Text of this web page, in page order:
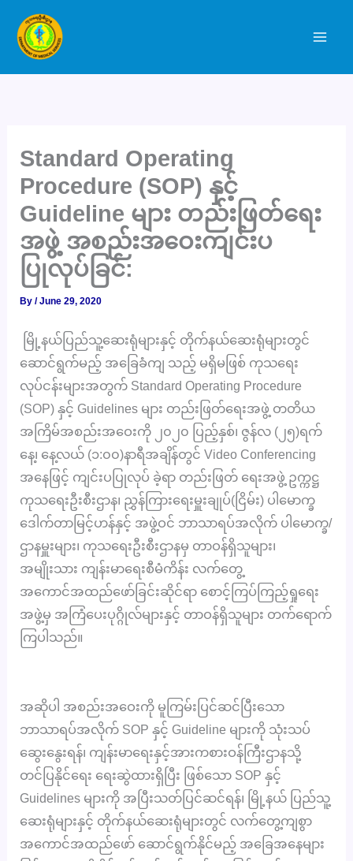
content
Standard Operating
Procedure (SOP) နှင့်
Guideline များ တည်းဖြတ်ရေး
အဖွဲ့ အစည်းအဝေးကျင်းပ
ပြုလုပ်ခြင်:
By/June 29, 2020
မြို့နယ်ပြည်သူ့ဆေးရုံများနှင့် တိုက်နယ်ဆေးရုံများတွင်
ဆောင်ရွက်မည့် အခြေခံကျ သည့် မရှိမဖြစ် ကုသရေး
လုပ်ငန်းများအတွက် Standard Operating Procedure
(SOP) နှင့် Guidelines များ တည်းဖြတ်ရေးအဖွဲ့ တတိယ
အကြိမ်အစည်းအဝေးကို ၂၀၂၀ ပြည့်နှစ်၊ ဇွန်လ (၂၅)ရက်
နေ့၊ နေ့လယ် (၁:၀၀)နာရီအချိန်တွင် Video Conferencing
အနေဖြင့် ကျင်းပပြုလုပ် ခဲ့ရာ တည်းဖြတ် ရေးအဖွဲ့ ဥက္ကဋ္ဌ
ကုသရေးဦးစီးဌာန၊ ညွှန်ကြားရေးမှူးချုပ်(ငြိမ်း) ပါမောက္ခ
ဒေါက်တာမြင့်ဟန်နှင့် အဖွဲ့ဝင် ဘာသာရပ်အလိုက် ပါမောက္ခ/
ဌာနမှူးများ၊ ကုသရေးဦးစီးဌာနမှ တာဝန်ရှိသူများ၊
အမျိုးသား ကျန်းမာရေးစီမံကိန်း လက်တွေ့
အကောင်အထည်ဖော်ခြင်းဆိုင်ရာ စောင့်ကြပ်ကြည့်ရှုရေး
အဖွဲ့မှ အကြံပေးပုဂ္ဂိုလ်များနှင့် တာဝန်ရှိသူများ တက်ရောက်
ကြပါသည်။
အဆိုပါ အစည်းအဝေးကို မူကြမ်းပြင်ဆင်ပြီးသော
ဘာသာရပ်အလိုက် SOP နှင့် Guideline များကို သုံးသပ်
ဆွေးနွေးရန်၊ ကျန်းမာရေးနှင့်အားကစားဝန်ကြီးဌာနသို့
တင်ပြနိုင်ရေး ရေးဆွဲထားရှိပြီး ဖြစ်သော SOP နှင့်
Guidelines များကို အပြီးသတ်ပြင်ဆင်ရန်၊ မြို့နယ် ပြည်သူ့
ဆေးရုံများနှင့် တိုက်နယ်ဆေးရုံများတွင် လက်တွေ့ကျစွာ
အကောင်အထည်ဖော် ဆောင်ရွက်နိုင်မည့် အခြေအနေများ